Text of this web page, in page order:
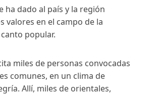
ha dado al país y la región
valores en el campo de la
popular.
miles de personas convocadas
comunes, en un clima de
Allí, miles de orientales,